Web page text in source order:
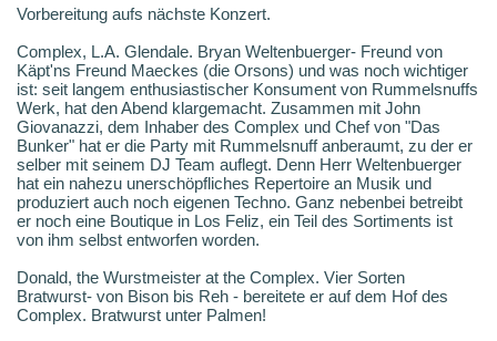
Vorbereitung aufs nächste Konzert.
Complex, L.A. Glendale. Bryan Weltenbuerger- Freund von
Käpt'ns Freund Maeckes (die Orsons) und was noch wichtiger
ist: seit langem enthusiastischer Konsument von Rummelsnuffs
Werk, hat den Abend klargemacht. Zusammen mit John
Giovanazzi, dem Inhaber des Complex und Chef von "Das
Bunker" hat er die Party mit Rummelsnuff anberaumt, zu der er
selber mit seinem DJ Team auflegt. Denn Herr Weltenbuerger
hat ein nahezu unerschöpfliches Repertoire an Musik und
produziert auch noch eigenen Techno. Ganz nebenbei betreibt
er noch eine Boutique in Los Feliz, ein Teil des Sortiments ist
von ihm selbst entworfen worden.
Donald, the Wurstmeister at the Complex. Vier Sorten
Bratwurst- von Bison bis Reh - bereitete er auf dem Hof des
Complex. Bratwurst unter Palmen!